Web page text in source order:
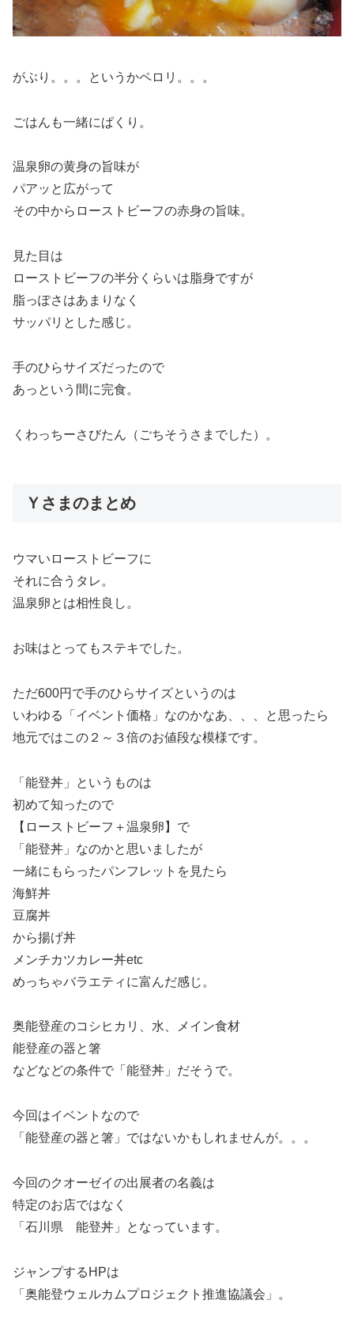
がぶり。。。というかペロリ。。。
ごはんも一緒にぱくり。
温泉卵の黄身の旨味が
パアッと広がって
その中からローストビーフの赤身の旨味。
見た目は
ローストビーフの半分くらいは脂身ですが
脂っぽさはあまりなく
サッパリとした感じ。
手のひらサイズだったので
あっという間に完食。
くわっちーさびたん（ごちそうさまでした）。
Ｙさまのまとめ
ウマいローストビーフに
それに合うタレ。
温泉卵とは相性良し。
お味はとってもステキでした。
ただ600円で手のひらサイズというのは
いわゆる「イベント価格」なのかなあ、、、と思ったら
地元ではこの２～３倍のお値段な模様です。
「能登丼」というものは
初めて知ったので
【ローストビーフ＋温泉卵】で
「能登丼」なのかと思いましたが
一緒にもらったパンフレットを見たら
海鮮丼
豆腐丼
から揚げ丼
メンチカツカレー丼etc
めっちゃバラエティに富んだ感じ。
奥能登産のコシヒカリ、水、メイン食材
能登産の器と箸
などなどの条件で「能登丼」だそうで。
今回はイベントなので
「能登産の器と箸」ではないかもしれませんが。。。
今回のクオーゼイの出展者の名義は
特定のお店ではなく
「石川県 能登丼」となっています。
ジャンプするHPは
「奥能登ウェルカムプロジェクト推進協議会」。